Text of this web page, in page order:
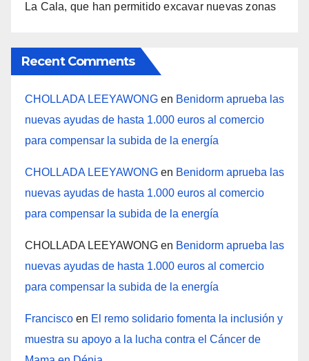
La Cala, que han permitido excavar nuevas zonas
Recent Comments
CHOLLADA LEEYAWONG en Benidorm aprueba las
nuevas ayudas de hasta 1.000 euros al comercio
para compensar la subida de la energía
CHOLLADA LEEYAWONG en Benidorm aprueba las
nuevas ayudas de hasta 1.000 euros al comercio
para compensar la subida de la energía
CHOLLADA LEEYAWONG en Benidorm aprueba las
nuevas ayudas de hasta 1.000 euros al comercio
para compensar la subida de la energía
Francisco en El remo solidario fomenta la inclusión y
muestra su apoyo a la lucha contra el Cáncer de